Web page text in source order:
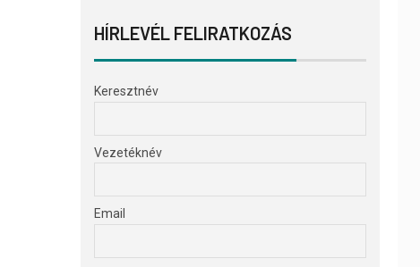
HÍRLEVÉL FELIRATKOZÁS
Keresztnév
Vezetéknév
Email